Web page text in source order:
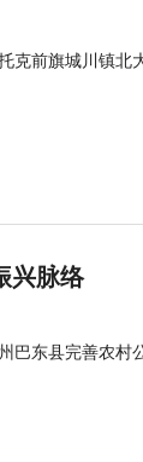
克前旗城川镇
兴脉络
巴东县完善农村